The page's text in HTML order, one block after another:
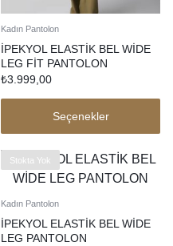
Kadın Pantolon
İPEKYOL ELASTİK BEL WİDE
LEG FİT PANTOLON
₺3.999,00
Seçenekler
Stokta Yok
Kadın Pantolon
İPEKYOL ELASTİK BEL WİDE
LEG PANTOLON